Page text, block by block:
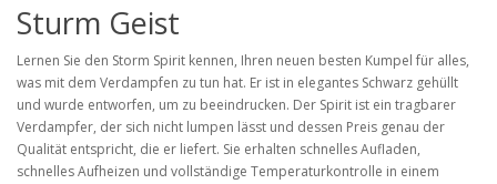
Sturm Geist
Lernen Sie den Storm Spirit kennen, Ihren neuen besten Kumpel für alles,
was mit dem Verdampfen zu tun hat. Er ist in elegantes Schwarz gehüllt
und wurde entworfen, um zu beeindrucken. Der Spirit ist ein tragbarer
Verdampfer, der sich nicht lumpen lässt und dessen Preis genau der
Qualität entspricht, die er liefert. Sie erhalten schnelles Aufladen,
schnelles Aufheizen und vollständige Temperaturkontrolle in einem